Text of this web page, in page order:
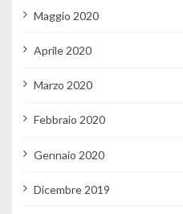
Maggio 2020
Aprile 2020
Marzo 2020
Febbraio 2020
Gennaio 2020
Dicembre 2019